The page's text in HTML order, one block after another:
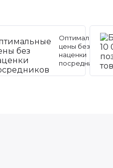
Оптимальные
цены без
наценки
посредников